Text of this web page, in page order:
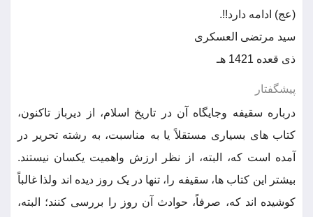
(عج) ادامه دارد!!.
سید مرتضی العسکری
ذی قعده 1421 هـ
پیشگفتار
درباره سقیفه وجایگاه آن در تاریخ اسلام، از دیرباز تاکنون،
کتاب های بسیاری مستقلاً یا به مناسبت، به رشته تحریر در
آمده است که، البته، از نظر ارزش واهمیت یکسان نیستند.
بیشتر این کتاب ها، سقیفه را، تنها در یک روز دیده اند ولذا غالباً
کوشیده اند که، صرفاً، حوادث آن روز را بررسی کنند؛ البته،